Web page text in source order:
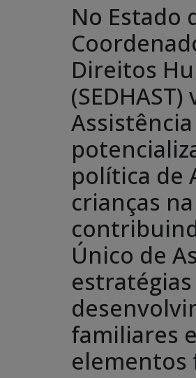
No Estado
Direitos
política de
crianças
Único de
familiares
elementos